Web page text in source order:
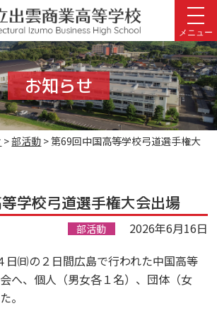
メニュー
お知らせ
>部活動 >第69回中国高等学校弓道選手権大
学校弓道選手権大会出場
部活動
2026年6月16日
日㈰の２日間広島で行われた中国高等
へ、個人（男女各１名）、団体（女
。